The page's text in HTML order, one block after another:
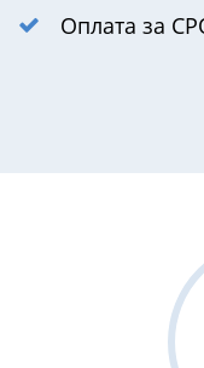
Оплата за